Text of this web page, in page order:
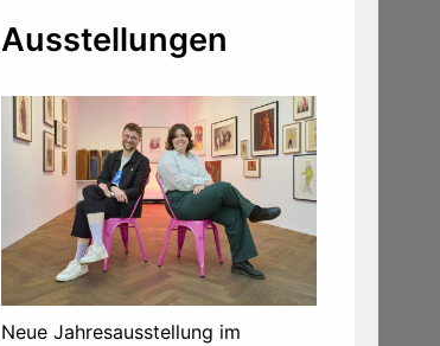
Ausstellungen
Neue Jahresausstellung im